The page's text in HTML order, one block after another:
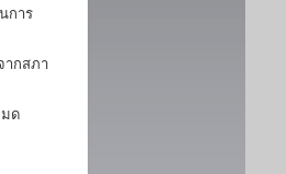
การ
กสภา
ด